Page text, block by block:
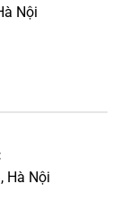
Nội
Hà Nội